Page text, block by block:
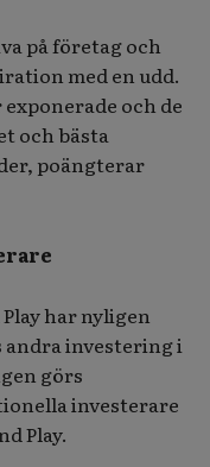
på företag och
med en udd.
och de
och bästa
poängterar
har nyligen
andra investering i
görs
investerare
Play.